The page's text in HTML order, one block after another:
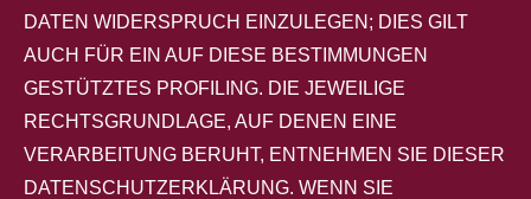
DATEN WIDERSPRUCH EINZULEGEN; DIES GILT
AUCH FÜR EIN AUF DIESE BESTIMMUNGEN
GESTÜTZTES PROFILING. DIE JEWEILIGE
RECHTSGRUNDLAGE, AUF DENEN EINE
VERARBEITUNG BERUHT, ENTNEHMEN SIE DIESER
DATENSCHUTZERKLÄRUNG. WENN SIE